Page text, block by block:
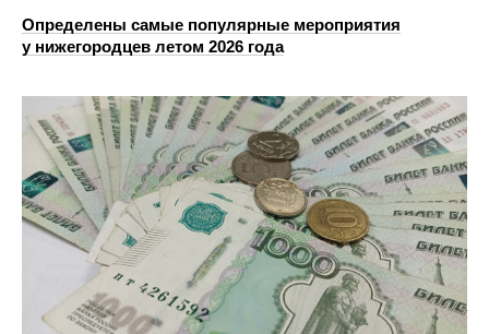
Определены самые популярные мероприятия
у нижегородцев летом 2026 года